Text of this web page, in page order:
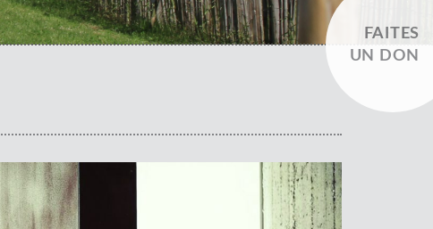
FAITES
UN DON